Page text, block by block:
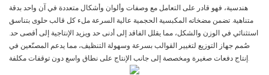
هندسية، فهو قادر على التعامل مع وصفات وألوان وأشكال متعددة في آن واحد بدقة
متناهية. تضمن مضخاته المكبسية الحجمية عالية السرعة ملء كل قالب حلوى بتناسق
استثنائي في الوزن والشكل، مما يقلل الفاقد إلى أدنى حد ويزيد الإنتاجية إلى أقصى حد.
صُمم جهاز التوزيع لتغيير القوالب بسرعة وسهولة التنظيف، مما يدعم المصنّعين في
إنتاج دفعات صغيرة ومخصصة إلى جانب الإنتاج على نطاق واسع دون توقفات مكلفة.